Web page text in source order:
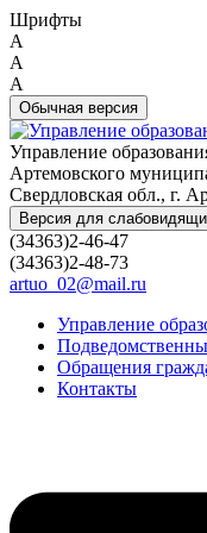
Шрифты
A
A
A
Обычная версия
Управление
Артемовского
Свердловская обл., г.
Версия для
(34363)2-46-47
(34363)2-48-73
artuo_02@mail.ru
Управление
Обращения
Контакты